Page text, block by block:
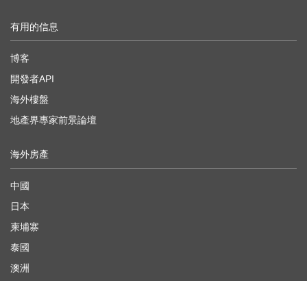
有用的信息
博客
開發者API
海外樓盤
地產界專家前景論壇
海外房產
中國
日本
柬埔寨
泰國
澳洲